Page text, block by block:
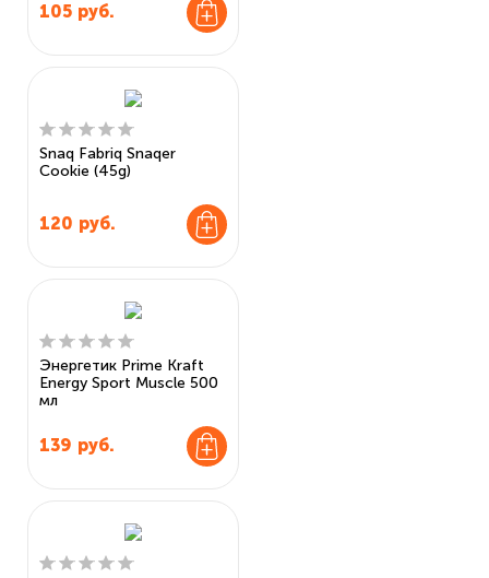
105 руб.
Snaq Fabriq Snaqer
Cookie (45g)
120 руб.
Энергетик Prime Kraft
Energy Sport Muscle 500
мл
139 руб.